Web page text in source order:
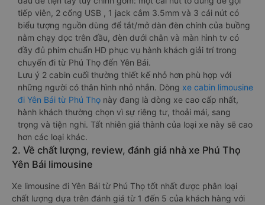
tiếp viên, 2 cổng USB , 1 jack cắm 3.5mm và 3 cái nút có
biểu tượng nguồn dùng để tắt/mở dàn đèn chính của buồng
nằm chạy dọc trên đầu, đèn dưới chân và màn hình tv có
đầy đủ phim chuẩn HD phục vụ hành khách giải trí trong
chuyến đi từ Phú Thọ đến Yên Bái.
Lưu ý 2 cabin cuối thường thiết kế nhỏ hơn phù hợp với
những người có thân hình nhỏ nhắn. Dòng xe cabin limousine
đi Yên Bái từ Phú Thọ này đang là dòng xe cao cấp nhất,
hành khách thường chọn vì sự riêng tư, thoải mái, sang
trọng và tiện nghi. Tất nhiên giá thành của loại xe này sẽ cao
hơn các loại khác.
2. Về chất lượng, review, đánh giá nhà xe Phú Thọ
Yên Bái limousine
Xe limousine đi Yên Bái từ Phú Thọ tốt nhất được phân loại
chất lượng dựa trên đánh giá từ 1 đến 5 của khách hàng với